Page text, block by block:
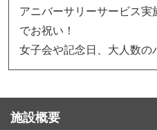
アニバーサリーサービス
でお祝い！
女子会や記念日、大人数
施設概要